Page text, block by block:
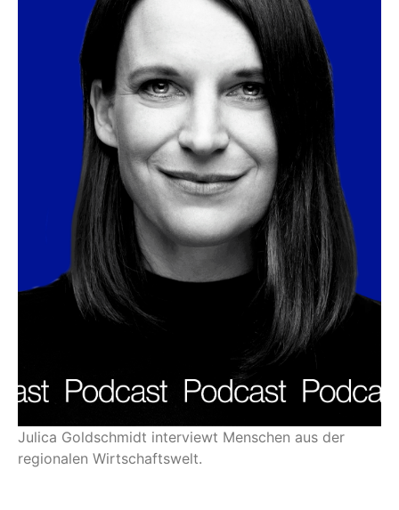
Julica Goldschmidt interviewt Menschen aus der
regionalen Wirtschaftswelt.